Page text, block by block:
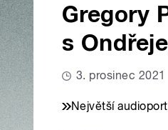
Gregory
s
3. prosinec 2021
Největší